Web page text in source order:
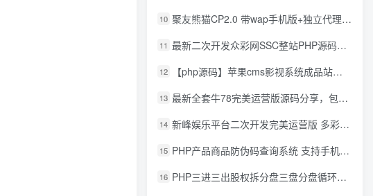
10 聚友熊猫CP2.0 带wap手机版+独立代理后台+整站打包全开源
11 最新二次开发众彩网SSC整站PHP源码+WAP手机版+KJ采集器+集成云端在线充值
12 【php源码】苹果cms影视系统成品站打包+电影先生6.1.1模板优化版+15W+数据
13 最新全套牛78完美运营版源码分享，包含了资源组件+脚本程序
14 新峰娱乐平台二次开发完美运营版 多彩种多玩法 代理分红+积分兑换
15 PHP产品商品防伪码查询系统 支持手机防假验证网站建设 防伪码自动生成 批量导入
16 PHP三进三出股权拆分盘三盘分盘循环拆分系统源码